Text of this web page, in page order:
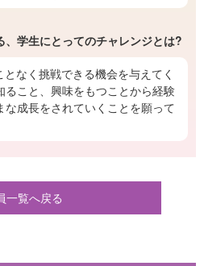
、学生にとってのチャレンジとは?
なく挑戦できる機会を与えてく
ること、興味をもつことから経験
な成長をされていくことを願って
一覧へ戻る